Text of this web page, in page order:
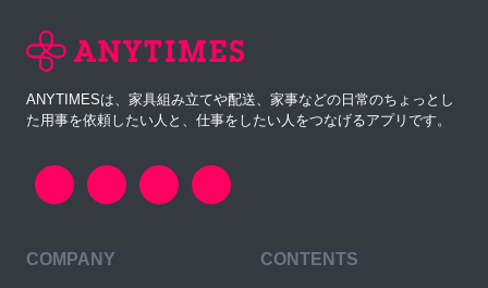
ANYTIMESは、家具組み立てや配送、家事などの日常のちょっとし
た用事を依頼したい人と、仕事をしたい人をつなげるアプリです。
COMPANY CONTENTS